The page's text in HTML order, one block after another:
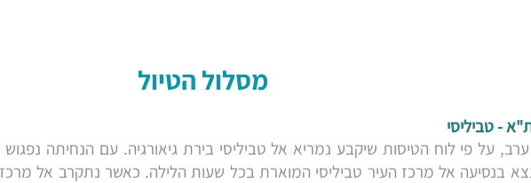
מסלול הטיול
על פי לוח הטיסות שיקבע נמריא אל טביליסי בירת גיאורגיה. עם הנחיתה
בנסיעה אל מרכז העיר טביליסי המוארת בכל שעות הלילה. כאשר נתקרב אל מרכז